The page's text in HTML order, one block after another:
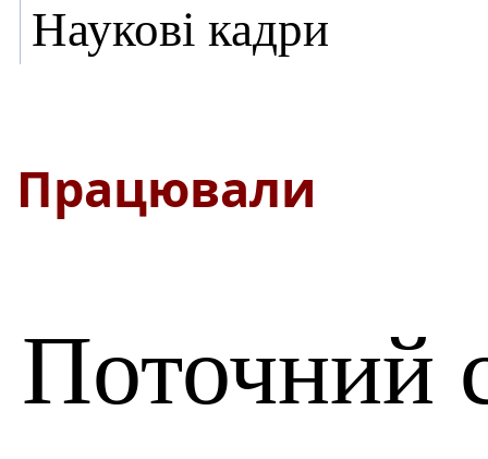
Наукові кадри
Працювали
Поточний